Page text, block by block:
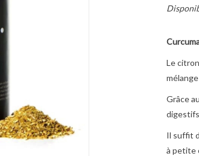
Le
Grâce
Il suffit
à petite